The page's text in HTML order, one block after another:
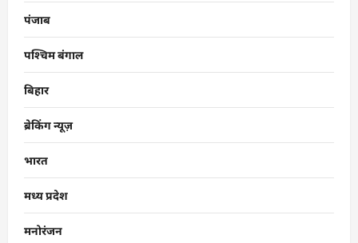
पंजाब
पश्चिम बंगाल
बिहार
ब्रेकिंग न्यूज़
भारत
मध्य प्रदेश
मनोरंजन